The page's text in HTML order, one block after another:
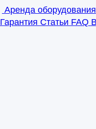
Аренда оборудования
Гарантия Статьи FAQ